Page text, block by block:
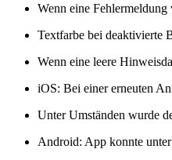
Wenn eine
Textfarbe bei deaktivierte
Wenn eine leere
iOS: Bei einer erneuten
Unter Umständen wurde
Android: App konnte